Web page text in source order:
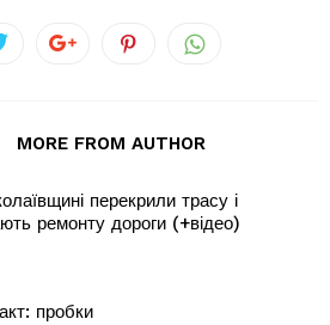
MORE FROM AUTHOR
перекрили трасу і
ремонту дороги (+відео)
пробки